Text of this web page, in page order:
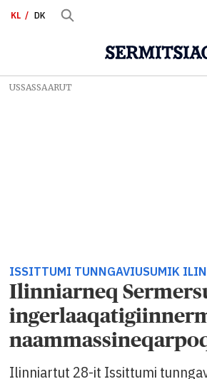
KL DK
USSASSAARUT
ISSITTUMI TUNNGAVIUSUMIK
Ilinniarneq
Ilinniartut 28-it Issittumi